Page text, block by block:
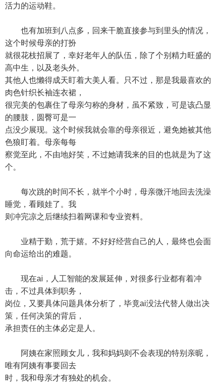
活力的运动鞋。
也有加班到八点多，回来干脆直接参与到里头的情况，
这个时候母亲的打扮
就很花枝招展了，幸好老年人的队伍，除了个别精力旺盛的
高中生，以及老头外。
其他人也懒得成天盯着大美人看。只不过，那是我最喜欢的
肉色针织长袖连衣裙，
很完美的包裹住了母亲匀称的身材，虽不紧致，可是该凸显
的腰肢，圆臀可是一
点没少展现。这个时候我就会靠的母亲很近，避免她被其他
色狼盯着。母亲每每
察觉至此，不由地好笑，不过她请我来的目的也就是为了这
个。
每次跳的时间不长，就半个小时，母亲微汗地回去洗澡
睡觉，看顾娃了。我
则冲完凉之后继续扫着网课和专业资料。
业精于勤，荒于嬉。不好好经营自己的人，最终也会面
向命运给出的难题。
现在ai，人工智能的发展延伸，对很多行业都有着冲
击，不过具体到职务，
岗位，又要具体问题具体分析了，毕竟ai没法代替人做出决
策，任何决策的背后，
承担责任的主体必定是人。
阿姨在家照顾女儿，我和妈妈则不会表现的特别亲昵，
唯有阿姨有事要回去
时，我和母亲才有独处的机会。